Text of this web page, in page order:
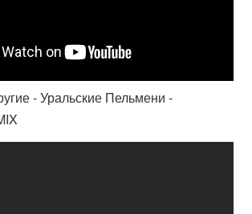
- Уральские Пельмени -